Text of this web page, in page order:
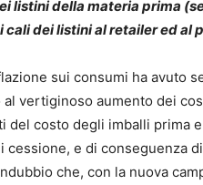
listini della materia prima
cali dei listini al retailer ed al
sui consumi ha avuto
vertiginoso aumento dei
costo degli imballi prima e
cessione, e di conseguenza
che, con la nuova